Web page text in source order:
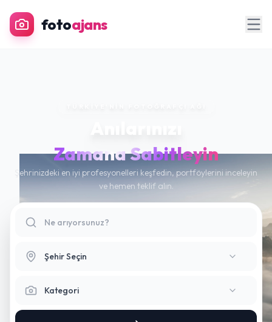
fotoajans
Zamana Sabitleyin
Şehrinizdeki en iyi profesyonelleri keşfedin, portföylerini inceleyin
ve hemen teklif alın.
Şehir Seçin
Kategori